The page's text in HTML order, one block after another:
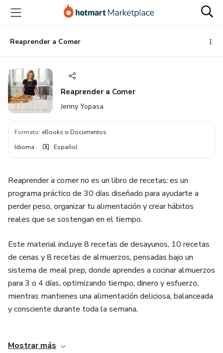
principal
página
de
página
Reaprender a Comer
Reaprender a Comer
Jenny Yopasa
Formato: eBooks o Documentos
Idioma: Español
Reaprender a comer no es un libro de recetas: es un
programa práctico de 30 días diseñado para ayudarte a
perder peso, organizar tu alimentación y crear hábitos
reales que se sostengan en el tiempo.
Este material incluye 8 recetas de desayunos, 10 recetas
de cenas y 8 recetas de almuerzos, pensadas bajo un
sistema de meal prep, donde aprendes a cocinar almuerzos
para 3 o 4 días, optimizando tiempo, dinero y esfuerzo,
mientras mantienes una alimentación deliciosa, balanceada
y consciente durante toda la semana.
organizarte: día de compras, día de mise en place y día de
Mostrar más